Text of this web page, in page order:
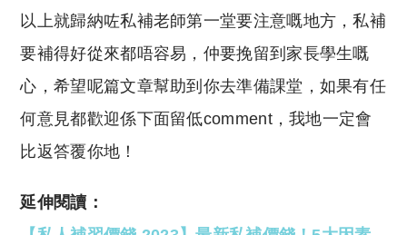
以上就歸納咗私補老師第一堂要注意嘅地方，私補
要補得好從來都唔容易，仲要挽留到家長學生嘅
心，希望呢篇文章幫助到你去準備課堂，如果有任
何意見都歡迎係下面留低comment，我地一定會
比返答覆你地！
延伸閱讀：